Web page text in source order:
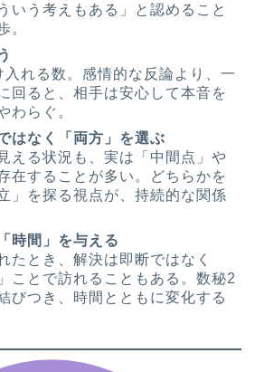
いう考えもある」と認めること
。
れる数。感情的な反論より、一
回ると、相手は安心して本音を
わらぐ。
はなく「両方」を選ぶ
える状況も、実は「中間点」や
在することが多い。どちらかを
」を探る視点が、持続的な関係
時間」を与える
たとき、解決は即断ではなく
ことで訪れることもある。数秘2
びつき、時間とともに変化する